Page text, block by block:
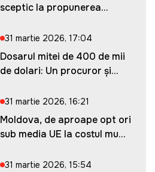
sceptic la propunerea
31 martie 2026, 17:04
Dosarul mitei de 400 de mii
de dolari: Un procuror și...
31 martie 2026, 16:21
Moldova, de aproape opt ori
sub media UE la costul mu...
31 martie 2026, 15:54